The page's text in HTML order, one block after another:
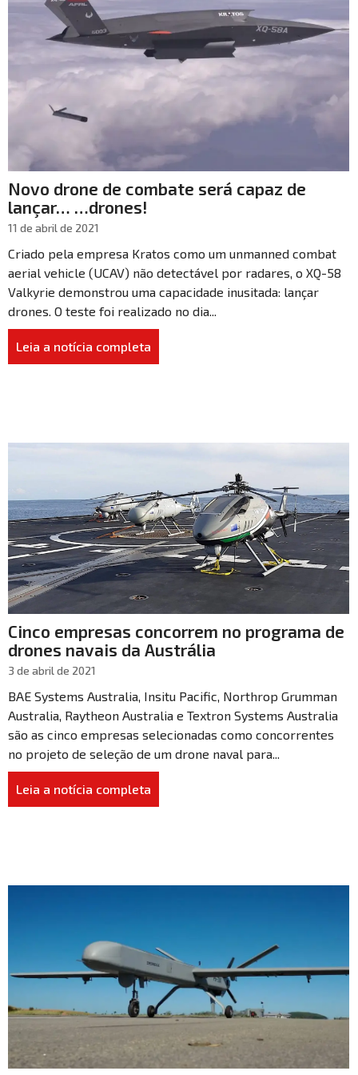
Novo drone de combate será capaz de
lançar… …drones!
11 de abril de 2021
Criado pela empresa Kratos como um unmanned combat
aerial vehicle (UCAV) não detectável por radares, o XQ-58
Valkyrie demonstrou uma capacidade inusitada: lançar
drones. O teste foi realizado no dia...
Leia a notícia completa
Cinco empresas concorrem no programa de
drones navais da Austrália
3 de abril de 2021
BAE Systems Australia, Insitu Pacific, Northrop Grumman
Australia, Raytheon Australia e Textron Systems Australia
são as cinco empresas selecionadas como concorrentes
no projeto de seleção de um drone naval para...
Leia a notícia completa